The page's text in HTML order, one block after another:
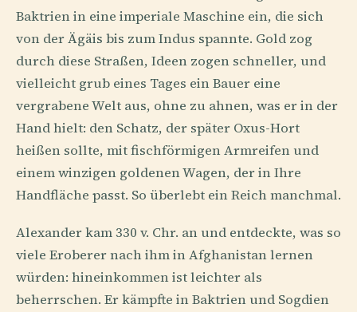
Baktrien in eine imperiale Maschine ein, die sich
von der Ägäis bis zum Indus spannte. Gold zog
durch diese Straßen, Ideen zogen schneller, und
vielleicht grub eines Tages ein Bauer eine
vergrabene Welt aus, ohne zu ahnen, was er in der
Hand hielt: den Schatz, der später Oxus-Hort
heißen sollte, mit fischförmigen Armreifen und
einem winzigen goldenen Wagen, der in Ihre
Handfläche passt. So überlebt ein Reich manchmal.
Alexander kam 330 v. Chr. an und entdeckte, was so
viele Eroberer nach ihm in Afghanistan lernen
würden: hineinkommen ist leichter als
beherrschen. Er kämpfte in Baktrien und Sogdien